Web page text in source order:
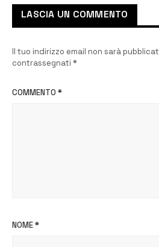
LASCIA UN COMMENTO
Il tuo indirizzo email non sarà
contrassegnati *
COMMENTO *
NOME*